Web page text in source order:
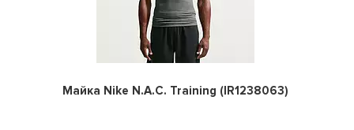
0
Майка Nike N.A.C. Training (IR1238063)